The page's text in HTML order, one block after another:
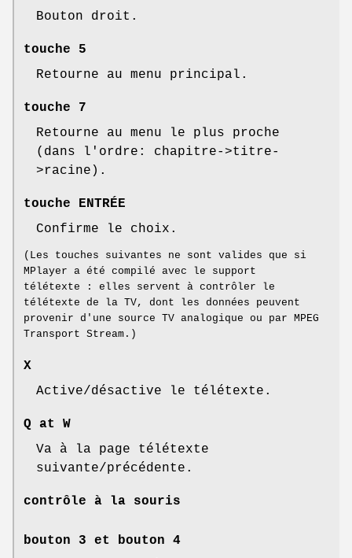
Bouton droit.
touche 5
Retourne au menu principal.
touche 7
Retourne au menu le plus proche
(dans l'ordre: chapitre->titre-
>racine).
touche ENTRÉE
Confirme le choix.
(Les touches suivantes ne sont valides que si
MPlayer a été compilé avec le support
télétexte : elles servent à contrôler le
télétexte de la TV, dont les données peuvent
provenir d'une source TV analogique ou par MPEG
Transport Stream.)
X
Active/désactive le télétexte.
Q at W
Va à la page télétexte
suivante/précédente.
contrôle à la souris
bouton 3 et bouton 4